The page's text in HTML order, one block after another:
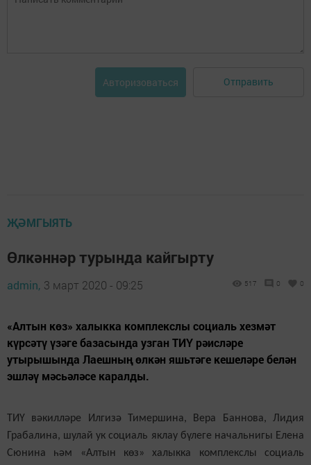
Авторизоваться Отправить
ҖӘМГЫЯТЬ
Өлкәннәр турында кайгырту
admin, 3 март 2020 - 09:25 517 0 0
«Алтын көз» халыкка комплекслы социаль хезмәт
күрсәтү үзәге базасында узган ТИҮ рәисләре
утырышында Лаешның өлкән яшьтәге кешеләре белән
эшләү мәсьәләсе каралды.
ТИҮ вәкилләре Илгизә Тимершина, Вера Баннова, Лидия
Грабалина, шулай ук социаль яклау бүлеге начальнигы Елена
Сюнина һәм «Алтын көз» халыкка комплекслы социаль